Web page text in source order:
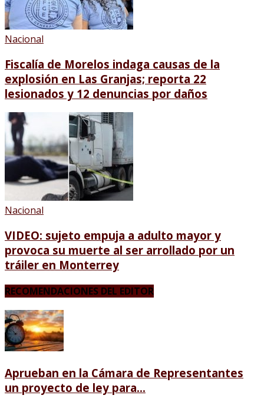
Nacional
Fiscalía de Morelos indaga causas de la
explosión en Las Granjas; reporta 22
lesionados y 12 denuncias por daños
Nacional
VIDEO: sujeto empuja a adulto mayor y
provoca su muerte al ser arrollado por un
tráiler en Monterrey
RECOMENDACIONES DEL EDITOR
Aprueban en la Cámara de Representantes
un proyecto de ley para...